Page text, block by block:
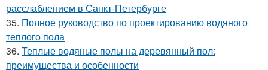
расслаблением в Санкт-Петербурге
35. Полное руководство по проектированию водяного
теплого пола
36. Теплые водяные полы на деревянный пол:
преимущества и особенности